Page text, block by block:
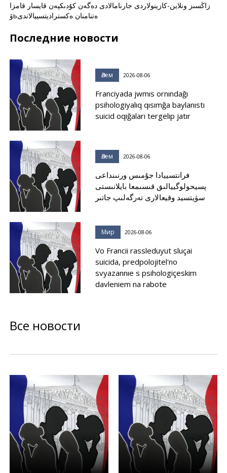
زاڭسىز ونلاين-كازينولاردى جارنامالادى دەگەن كۇدىكپەن قايسار قامزا
ۆьەتنامنان ەكستراديتسييالاندى
Последние новости
Әлем 2026-08-06
Franciyada jwmıs ornındağı
psihologiyalıq qısımğa baylanıstı
suicid oqiğaları tergelip jatır
Әлем 2026-08-06
فرانتسييادا جۇمىس ورنىنداعى
پسيحولوگييالىق قىسىمعا بايلانىستى
سۋيتسيد وقيعالارى تەرگەلىپ جاتىر
Мир 2026-08-06
Vo Francii rassleduyut sluçai
suicida, predpolojitel'no
svyazannıe s psihologiçeskim
davleniem na rabote
Все новости